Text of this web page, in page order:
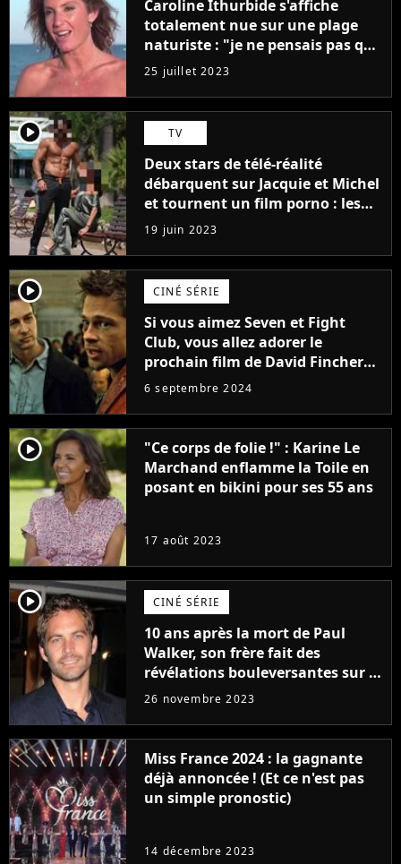
Caroline Ithurbide s'affiche
totalement nue sur une plage
naturiste : "je ne pensais pas que
j'arriverais à le faire..."
25 juillet 2023
player2 TV
Deux stars de télé-réalité
débarquent sur Jacquie et Michel
et tournent un film porno : les
premières images du tournage
(exclu)
19 juin 2023
player2 CINÉ SÉRIE
Si vous aimez Seven et Fight
Club, vous allez adorer le
prochain film de David Fincher
avec lequel il se réinvente
complètement
6 septembre 2024
player2
"Ce corps de folie !" : Karine Le
Marchand enflamme la Toile en
posant en bikini pour ses 55 ans
17 août 2023
player2 CINÉ SÉRIE
10 ans après la mort de Paul
Walker, son frère fait des
révélations bouleversantes sur la
réaction des acteurs de Fast and
26 novembre 2023
Miss France 2024 : la gagnante
déjà annoncée ! (Et ce n'est pas
un simple pronostic)
14 décembre 2023